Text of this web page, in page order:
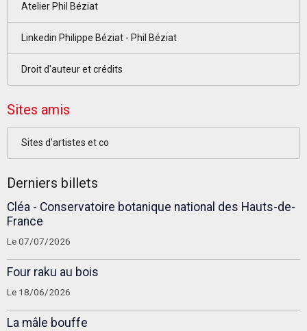
Atelier Phil Béziat
Linkedin Philippe Béziat - Phil Béziat
Droit d'auteur et crédits
Sites amis
Sites d'artistes et co
Derniers billets
Cléa - Conservatoire botanique national des Hauts-de-
France
Le 07/07/2026
Four raku au bois
Le 18/06/2026
La mâle bouffe